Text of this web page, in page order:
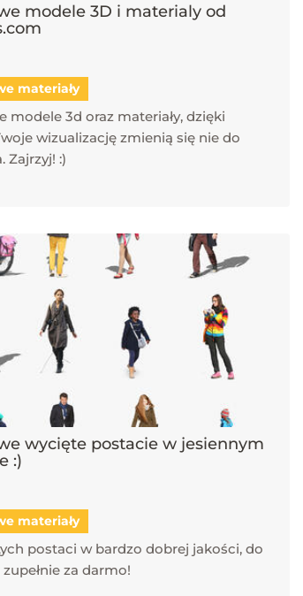
modele 3D i materialy od
materiały
modele 3d oraz materiały, dzięki
wizualizację zmienią się nie do
Zajrzyj! :)
wycięte postacie w jesiennym
:)
materiały
postaci w bardzo dobrej jakości, do
za darmo!